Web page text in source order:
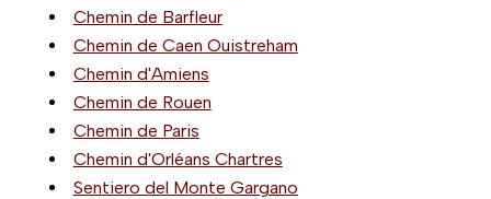
Chemin de Barfleur
Chemin de Caen Ouistreham
Chemin d'Amiens
Chemin de Rouen
Chemin de Paris
Chemin d'Orléans Chartres
Sentiero del Monte Gargano